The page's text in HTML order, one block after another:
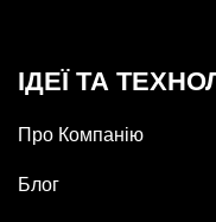
ІДЕЇ ТА
Про Компанію
Блог